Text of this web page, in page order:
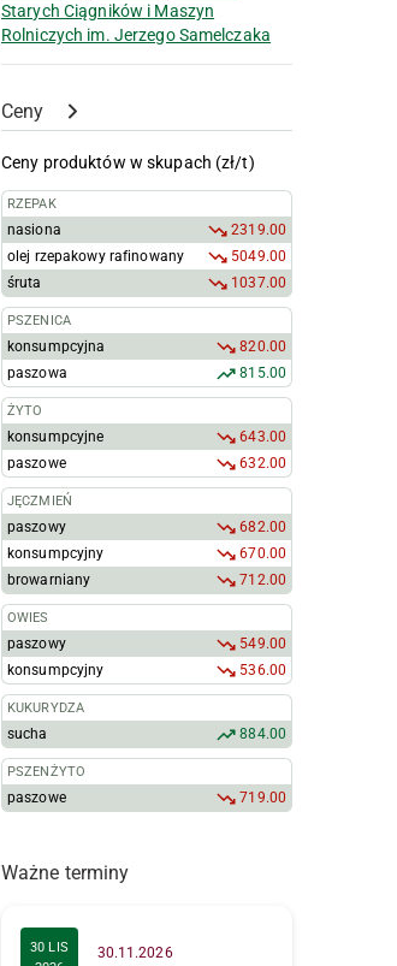
Starych Ciągników i Maszyn
Rolniczych im. Jerzego Samelczaka
Ceny
Ceny produktów w skupach (zł/t)
RZEPAK
nasiona
2319.00
olej rzepakowy rafinowany
5049.00
śruta
1037.00
PSZENICA
konsumpcyjna
820.00
paszowa
815.00
ŻYTO
konsumpcyjne
643.00
paszowe
632.00
JĘCZMIEŃ
paszowy
682.00
konsumpcyjny
670.00
browarniany
712.00
OWIES
paszowy
549.00
konsumpcyjny
536.00
KUKURYDZA
sucha 884.00
PSZENŻYTO
paszowe 719.00
Ważne terminy
30 LIS
30.11.2026